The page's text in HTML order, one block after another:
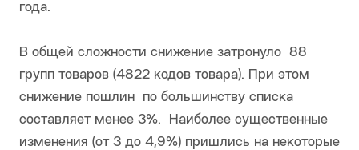
года.
В общей сложности снижение затронуло 88
групп товаров (4822 кодов товара). При этом
снижение пошлин по большинству списка
составляет менее 3%. Наиболее существенные
изменения (от 3 до 4,9%) пришлись на некоторые